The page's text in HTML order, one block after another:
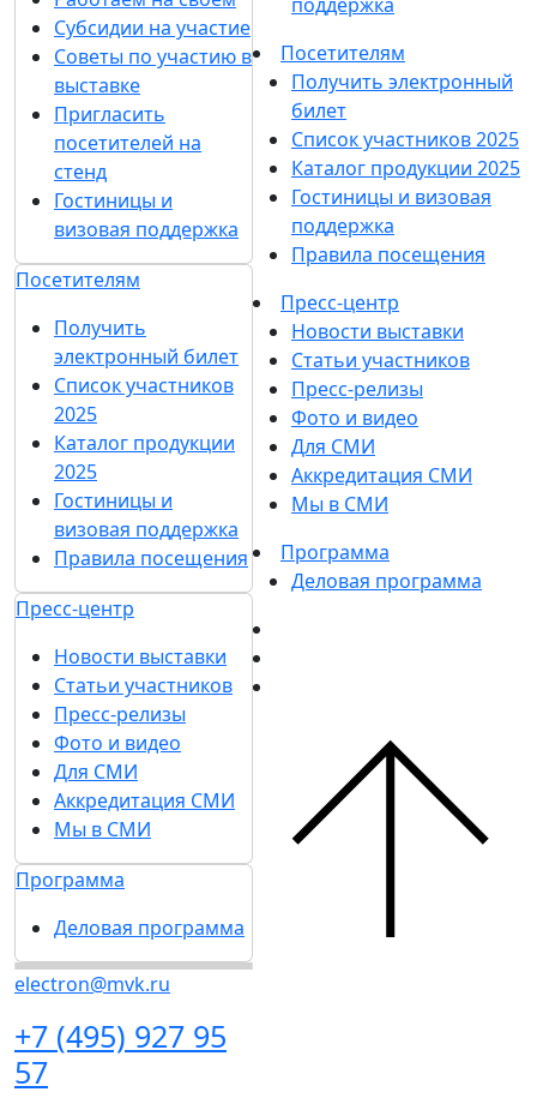
Субсидии на участие
Советы по участию в
выставке
Пригласить
посетителей на
стенд
Гостиницы и
визовая поддержка
Посетителям
Получить
электронный билет
Список участников
2025
Каталог продукции
2025
Гостиницы и
визовая поддержка
Правила посещения
Пресс-центр
Новости выставки
Статьи участников
Пресс-релизы
Фото и видео
Для СМИ
Аккредитация СМИ
Мы в СМИ
Программа
Деловая программа
electron@mvk.ru
+7 (495) 927 95
57
Посетителям
Получить электронный
билет
Список участников 2025
Каталог продукции 2025
Гостиницы и визовая
поддержка
Правила посещения
Пресс-центр
Новости выставки
Статьи участников
Пресс-релизы
Фото и видео
Для СМИ
Аккредитация СМИ
Мы в СМИ
Программа
Деловая программа